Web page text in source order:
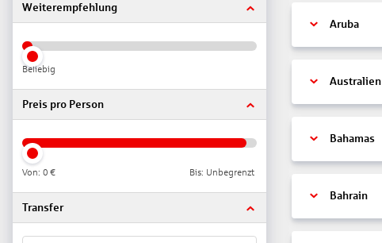
Weiterempfehlung
Beliebig
Preis pro Person
Von: 0 € Bis: Unbegrenzt
Transfer
Aruba
Australien
Bahamas
Bahrain